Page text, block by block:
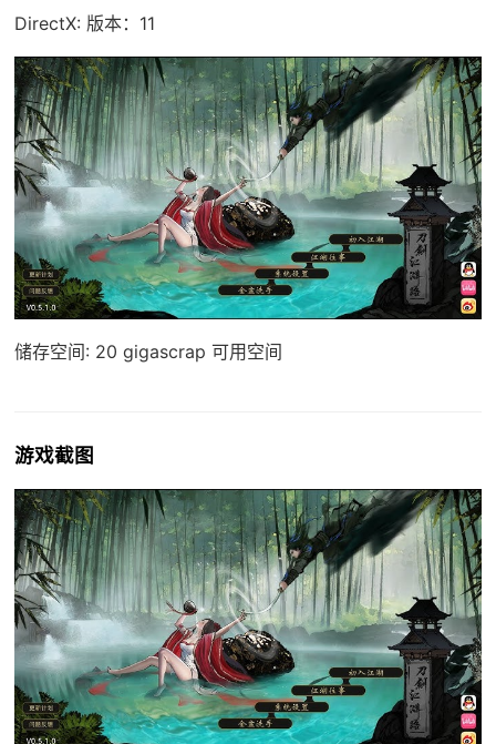
DirectX: 版本：11
储存空间: 20 gigascrap 可用空间
游戏截图